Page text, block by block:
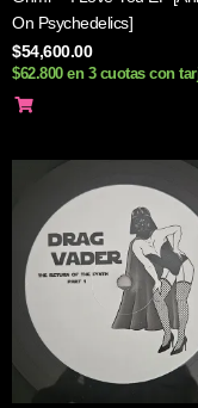
On Psychedelics]
$54,600.00
$62.800 en 3 cuotas con